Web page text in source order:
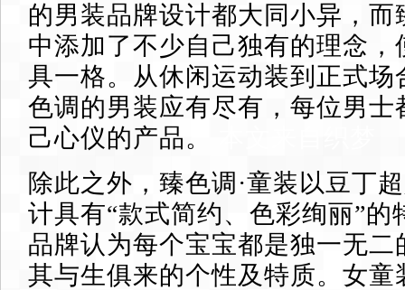
的男装品牌设计都大同小异，
中添加了不少自己独有的理念
具一格。从休闲运动装到正式
色调的男装应有尽有，每位男
己心仪的产品。
除此之外，臻色调·童装以豆丁
计具有“款式简约、色彩绚丽”
品牌认为每个宝宝都是独一无
其与生俱来的个性及特质。女